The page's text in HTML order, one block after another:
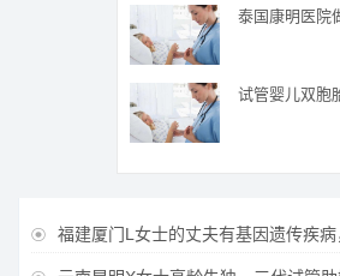
泰国康明医院
试管婴儿双胞
 福建厦门L女士的丈夫有基因遗传疾